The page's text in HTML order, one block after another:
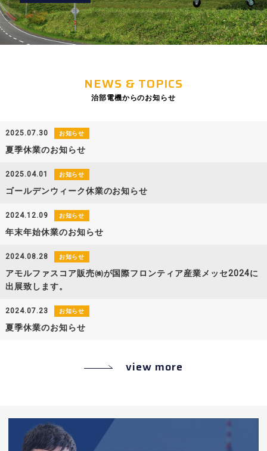
NEWS & TOPICS
治部電機からのお知らせ
2025.07.30 お知らせ
夏季休業のお知らせ
2025.04.01 お知らせ
ゴールデンウィーク休業のお知らせ
2024.12.09 お知らせ
年末年始休業のお知らせ
2024.08.28 お知らせ
アモルファスコア販売㈱が国際フロンティア産業メッセ2024に
出展致します。
2024.07.23 お知らせ
夏季休業のお知らせ
view more